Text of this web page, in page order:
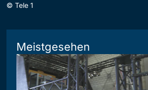
© Tele 1
Meistgesehen